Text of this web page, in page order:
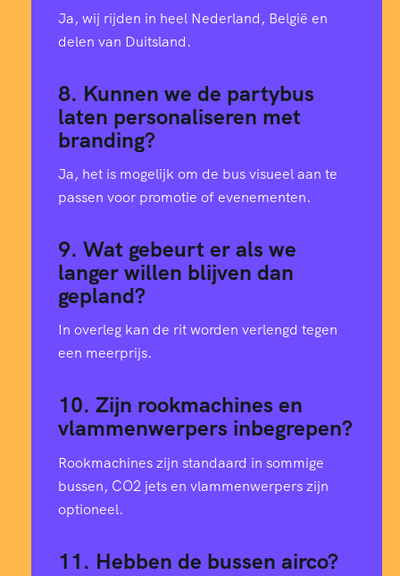
Ja, wij rijden in heel Nederland, België en
delen van Duitsland.
8. Kunnen we de partybus
laten personaliseren met
branding?
Ja, het is mogelijk om de bus visueel aan te
passen voor promotie of evenementen.
9. Wat gebeurt er als we
langer willen blijven dan
gepland?
In overleg kan de rit worden verlengd tegen
een meerprijs.
10. Zijn rookmachines en
vlammenwerpers inbegrepen?
Rookmachines zijn standaard in sommige
bussen, CO2 jets en vlammenwerpers zijn
optioneel.
11. Hebben de bussen airco?